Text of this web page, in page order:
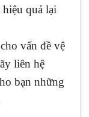
quả lại
vấn đề vệ
liên hệ
bạn những